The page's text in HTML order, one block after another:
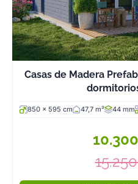
Casas de Madera
850 x 595 cm 47,7 m² 44 mm